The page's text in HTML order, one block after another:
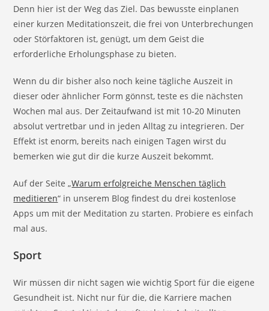
Denn hier ist der Weg das Ziel. Das bewusste einplanen
einer kurzen Meditationszeit, die frei von Unterbrechungen
oder Störfaktoren ist, genügt, um dem Geist die
erforderliche Erholungsphase zu bieten.
Wenn du dir bisher also noch keine tägliche Auszeit in
dieser oder ähnlicher Form gönnst, teste es die nächsten
Wochen mal aus. Der Zeitaufwand ist mit 10-20 Minuten
absolut vertretbar und in jeden Alltag zu integrieren. Der
Effekt ist enorm, bereits nach einigen Tagen wirst du
bemerken wie gut dir die kurze Auszeit bekommt.
Auf der Seite „Warum erfolgreiche Menschen täglich
meditieren“ in unserem Blog findest du drei kostenlose
Apps um mit der Meditation zu starten. Probiere es einfach
mal aus.
Sport
Wir müssen dir nicht sagen wie wichtig Sport für die eigene
Gesundheit ist. Nicht nur für die, die Karriere machen